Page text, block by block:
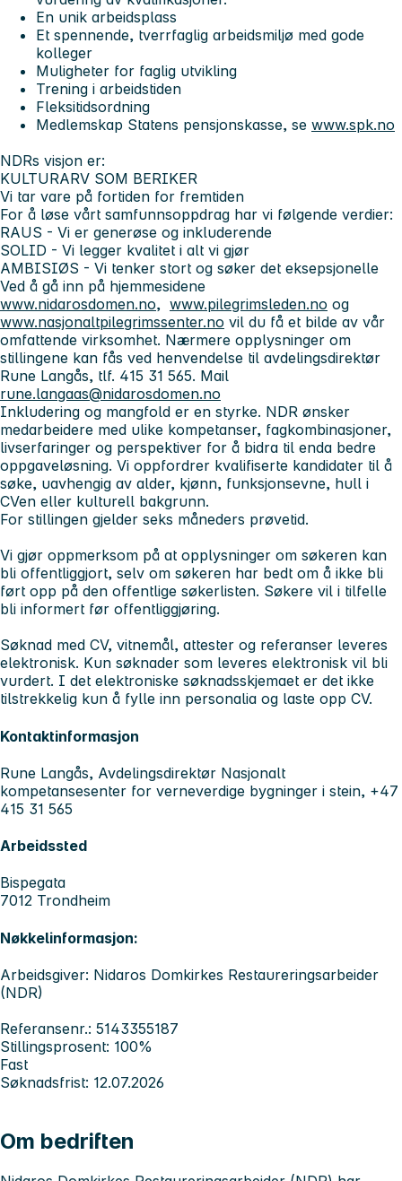
En unik arbeidsplass
Et spennende, tverrfaglig arbeidsmiljø med gode
kolleger
Muligheter for faglig utvikling
Trening i arbeidstiden
Fleksitidsordning
Medlemskap Statens pensjonskasse, se www.spk.no
NDRs visjon er:
KULTURARV SOM BERIKER
Vi tar vare på fortiden for fremtiden
For å løse vårt samfunnsoppdrag har vi følgende verdier:
RAUS - Vi er generøse og inkluderende
SOLID - Vi legger kvalitet i alt vi gjør
AMBISIØS - Vi tenker stort og søker det eksepsjonelle
Ved å gå inn på hjemmesidene
www.nidarosdomen.no, www.pilegrimsleden.no og
www.nasjonaltpilegrimssenter.no vil du få et bilde av vår
omfattende virksomhet. Nærmere opplysninger om
stillingene kan fås ved henvendelse til avdelingsdirektør
Rune Langås, tlf. 415 31 565. Mail
rune.langaas@nidarosdomen.no
Inkludering og mangfold er en styrke. NDR ønsker
medarbeidere med ulike kompetanser, fagkombinasjoner,
livserfaringer og perspektiver for å bidra til enda bedre
oppgaveløsning. Vi oppfordrer kvalifiserte kandidater til å
søke, uavhengig av alder, kjønn, funksjonsevne, hull i
CVen eller kulturell bakgrunn.
For stillingen gjelder seks måneders prøvetid.
Vi gjør oppmerksom på at opplysninger om søkeren kan
bli offentliggjort, selv om søkeren har bedt om å ikke bli
ført opp på den offentlige søkerlisten. Søkere vil i tilfelle
bli informert før offentliggjøring.
Søknad med CV, vitnemål, attester og referanser leveres
elektronisk. Kun søknader som leveres elektronisk vil bli
vurdert. I det elektroniske søknadsskjemaet er det ikke
tilstrekkelig kun å fylle inn personalia og laste opp CV.
Kontaktinformasjon
Rune Langås, Avdelingsdirektør Nasjonalt
kompetansesenter for verneverdige bygninger i stein, +47
415 31 565
Arbeidssted
Bispegata
7012 Trondheim
Nøkkelinformasjon:
Arbeidsgiver: Nidaros Domkirkes Restaureringsarbeider
(NDR)
Referansenr.: 5143355187
Stillingsprosent: 100%
Fast
Søknadsfrist: 12.07.2026
Om bedriften